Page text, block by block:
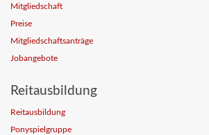
Mitgliedschaft
Preise
Mitgliedschaftsanträge
Jobangebote
Reitausbildung
Reitausbildung
Ponyspielgruppe